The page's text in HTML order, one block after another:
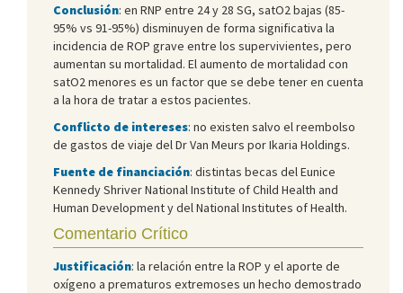
Conclusión: en RNP entre 24 y 28 SG, satO2 bajas (85-
95% vs 91-95%) disminuyen de forma significativa la
incidencia de ROP grave entre los supervivientes, pero
aumentan su mortalidad. El aumento de mortalidad con
satO2 menores es un factor que se debe tener en cuenta
a la hora de tratar a estos pacientes.
Conflicto de intereses: no existen salvo el reembolso
de gastos de viaje del Dr Van Meurs por Ikaria Holdings.
Fuente de financiación: distintas becas del Eunice
Kennedy Shriver National Institute of Child Health and
Human Development y del National Institutes of Health.
Comentario Crítico
Justificación: la relación entre la ROP y el aporte de
oxígeno a prematuros extremoses un hecho demostrado